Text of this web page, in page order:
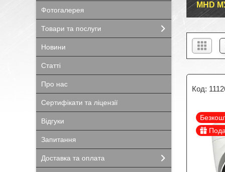
MHD
Фотогалерея
Товари та послуги
Новини
Статті
Про нас
Сертифікати та ліцензії
Відгуки
Запитання
Доставка та оплата